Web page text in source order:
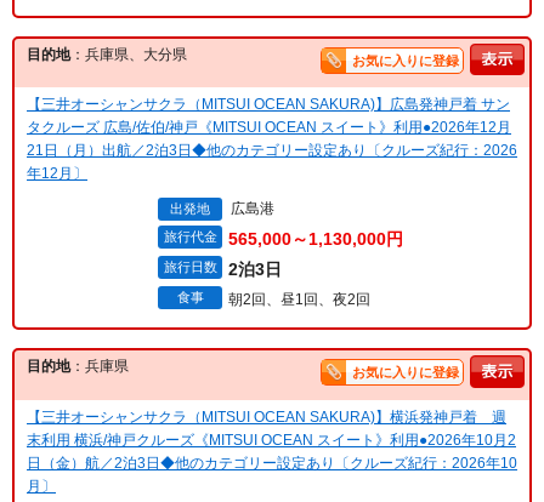
目的地：兵庫県、大分県 お気に入りに登録
【三井オーシャンサクラ（MITSUI OCEAN SAKURA)】広島発神戸着 サン
タクルーズ 広島/佐伯/神戸《MITSUI OCEAN スイート》利用●2026年12月
21日（月）出航／2泊3日◆他のカテゴリー設定あり〔クルーズ紀行：2026
年12月〕
出発地 広島港
旅行代金 565,000～1,130,000円
旅行日数 2泊3日
食事 朝2回、昼1回、夜2回
目的地：兵庫県 お気に入りに登録
【三井オーシャンサクラ（MITSUI OCEAN SAKURA)】横浜発神戸着 週
末利用 横浜/神戸クルーズ《MITSUI OCEAN スイート》利用●2026年10月2
日（金）航／2泊3日◆他のカテゴリー設定あり〔クルーズ紀行：2026年10
月〕